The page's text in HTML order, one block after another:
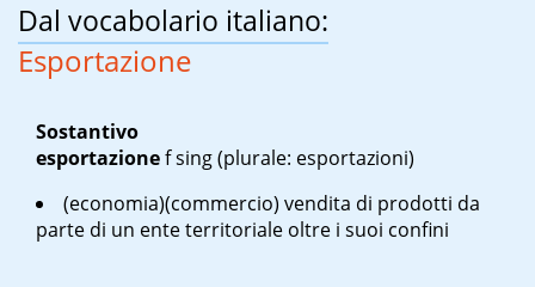
Dal vocabolario italiano:
Esportazione
Sostantivo
esportazionef sing(plurale: esportazioni)
(economia)(commercio) vendita di prodotti da
parte di un ente territoriale oltre i suoi confini